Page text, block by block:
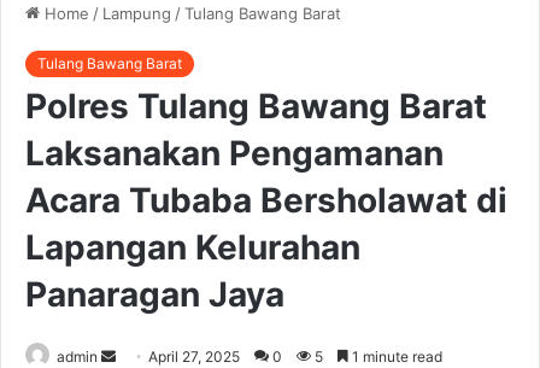
Home / Lampung /Tulang Bawang Barat
Tulang Bawang Barat
Polres Tulang Bawang Barat
Laksanakan Pengamanan
Acara Tubaba Bersholawat di
Lapangan Kelurahan
Panaragan Jaya
admin
SendApril 27, 2025 0 5 1 minute read